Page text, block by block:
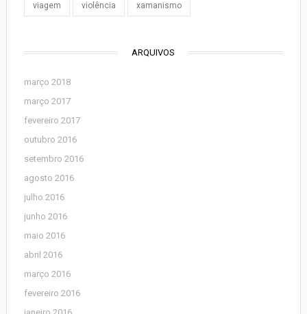
viagem violência xamanismo
ARQUIVOS
março 2018
março 2017
fevereiro 2017
outubro 2016
setembro 2016
agosto 2016
julho 2016
junho 2016
maio 2016
abril 2016
março 2016
fevereiro 2016